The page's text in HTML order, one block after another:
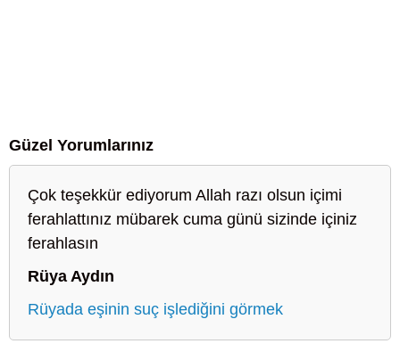
Güzel Yorumlarınız
Çok teşekkür ediyorum Allah razı olsun içimi
ferahlattınız mübarek cuma günü sizinde içiniz
ferahlasın
Rüya Aydın
Rüyada eşinin suç işlediğini görmek